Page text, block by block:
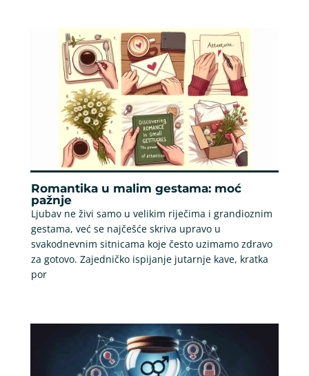
Romantika u malim gestama: moć
pažnje
Ljubav ne živi samo u velikim riječima i grandioznim
gestama, već se najčešće skriva upravo u
svakodnevnim sitnicama koje često uzimamo zdravo
za gotovo. Zajedničko ispijanje jutarnje kave, kratka
por